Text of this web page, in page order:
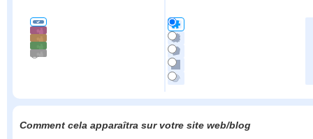
Comment cela apparaîtra sur votre site web/blog